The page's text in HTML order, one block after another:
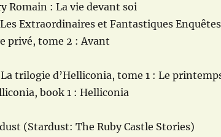
Romain : La vie devant soi
Extraordinaires et Fantastiques
privé, tome 2 : Avant
trilogie d’Helliconia, tome 1 : Le
book 1 : Helliconia
(Stardust: The Ruby Castle Stories)